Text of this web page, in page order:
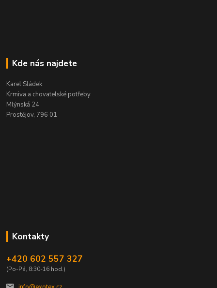
Kde nás najdete
Karel Sládek
Krmiva a chovatelské potřeby
Mlýnská 24
Prostějov, 796 01
Kontakty
+420 602 557 327
(Po-Pá, 8:30-16 hod.)